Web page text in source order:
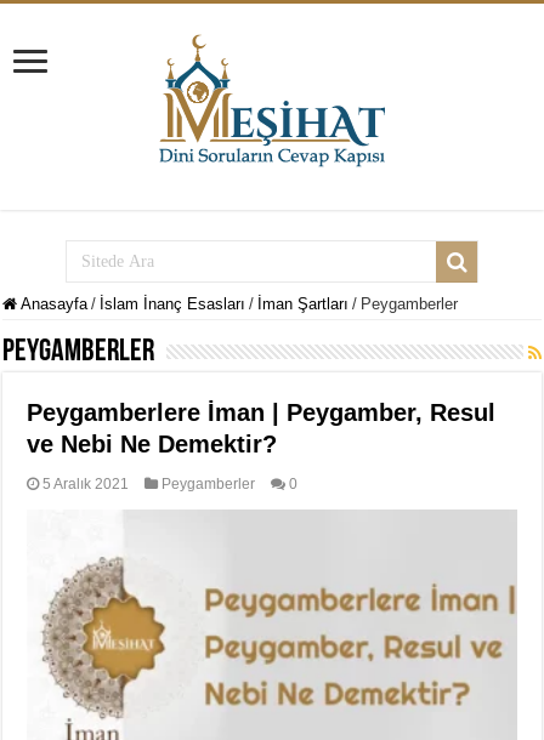
Anasayfa / İslam İnanç Esasları / İman Şartları / Peygamberler
Peygamberler
Peygamberlere İman | Peygamber, Resul
ve Nebi Ne Demektir?
5 Aralık 2021 Peygamberler 0